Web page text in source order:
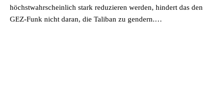
höchstwahrscheinlich stark reduzieren werden, hindert das den
GEZ-Funk nicht daran, die Taliban zu gendern.…